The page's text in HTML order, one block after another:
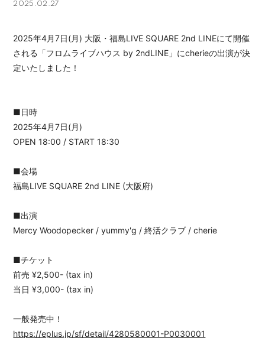
2025.02.27
2025年4月7日(月) 大阪・福島LIVE SQUARE 2nd LINEにて開催
される「フロムライブハウス by 2ndLINE」にcherieの出演が決
定いたしました！
■日時
2025年4月7日(月)
OPEN 18:00 / START 18:30
■会場
福島LIVE SQUARE 2nd LINE (大阪府)
■出演
Mercy Woodopecker / yummy'g / 終活クラブ / cherie
■チケット
前売 ¥2,500- (tax in)
当日 ¥3,000- (tax in)
一般発売中！
https://eplus.jp/sf/detail/4280580001-P0030001